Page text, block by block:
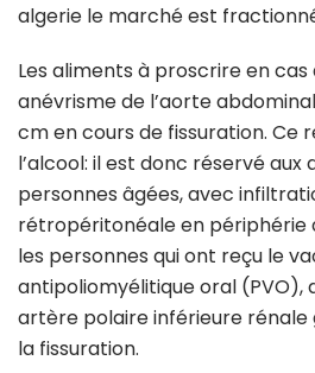
algerie le marché est
Les aliments à proscrire en cas
anévrisme de l’aorte
cm en cours de fissuration. Ce
l’alcool: il est donc réservé aux
personnes âgées, avec
rétropéritonéale en périphérie
les personnes qui ont reçu le
antipoliomyélitique oral (PVO),
artère polaire inférieure rénale
la fissuration.